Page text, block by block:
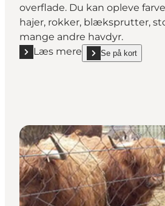
overflade. Du kan opleve
hajer, rokker, blæksprutter,
mange andre havdyr.
Læs mere
Læs mere "Øresundsakvariet"
Se på kort
show